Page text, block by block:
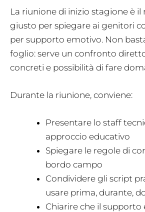
La riunione di inizio stagione è
giusto per spiegare ai genitori
per supporto emotivo. Non
foglio: serve un confronto
concreti e possibilità di fare
Durante la riunione, conviene:
Presentare lo staff
approccio educativo
Spiegare le regole di
bordo campo
Condividere gli script
usare prima, durante,
Chiarire che il supporto